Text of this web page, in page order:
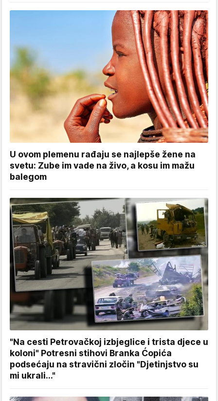
U ovom plemenu rađaju se najlepše žene na
svetu: Zube im vade na živo, a kosu im mažu
balegom
"Na cesti Petrovačkoj izbjeglice i trista djece u
koloni" Potresni stihovi Branka Ćopića
podsećaju na stravični zločin "Djetinjstvo su
mi ukrali..."